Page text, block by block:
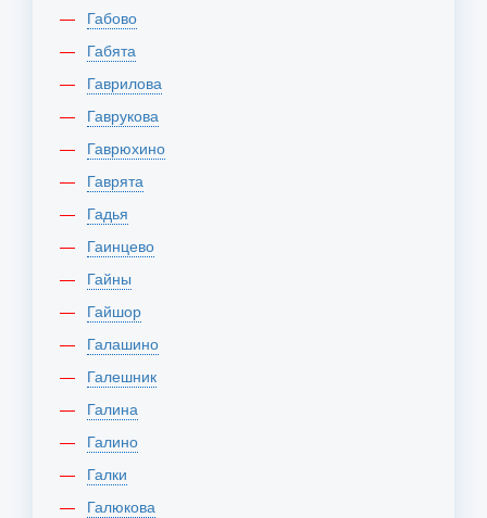
Габово
Габята
Гаврилова
Гаврукова
Гаврюхино
Гаврята
Гадья
Гаинцево
Гайны
Гайшор
Галашино
Галешник
Галина
Галино
Галки
Галюкова